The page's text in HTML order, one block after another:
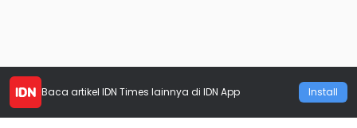
Baca artikel IDN Times lainnya di IDN App Install